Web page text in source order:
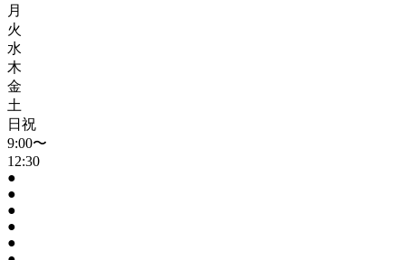
月
火
水
木
金
土
日祝
9:00〜
12:30
●
●
●
●
●